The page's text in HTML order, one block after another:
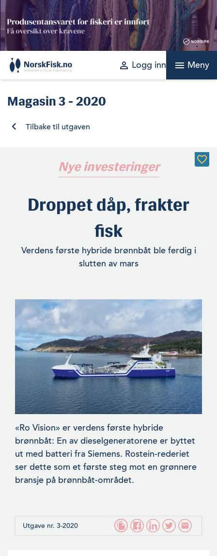
Skip
to
content
perm_identity Logg inn menu Meny
Magasin3 - 2020
Tilbake til utgaven
Nye investeringer
Droppet dåp, frakter
fisk
Verdens første hybride brønnbåt ble ferdig i
slutten av mars
«Ro Vision» er verdens første hybride
brønnbåt: En av dieselgen­eratorene er byttet
ut med batteri fra Siemens. Rostein-rederiet
ser dette som et første steg mot en grønnere
bransje på brønnbåt-området.
Utgave nr. 3-2020